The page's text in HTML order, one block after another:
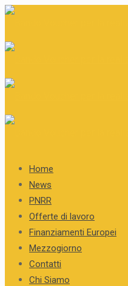
Home
News
PNRR
Offerte di lavoro
Finanziamenti Europei
Mezzogiorno
Contatti
Chi Siamo